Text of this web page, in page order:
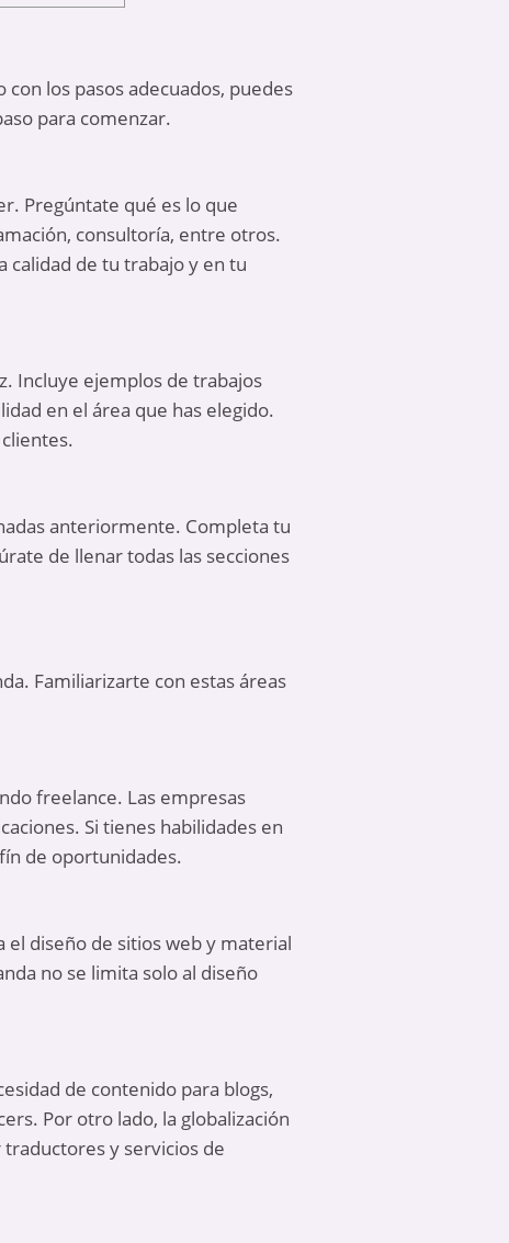
los pasos adecuados, puedes
para comenzar.
Pregúntate qué es lo que
consultoría, entre otros.
calidad de tu trabajo y en tu
Incluye ejemplos de trabajos
en el área que has elegido.
anteriormente. Completa tu
de llenar todas las secciones
Familiarizarte con estas áreas
freelance. Las empresas
Si tienes habilidades en
de oportunidades.
el diseño de sitios web y material
no se limita solo al diseño
de contenido para blogs,
Por otro lado, la globalización
y servicios de